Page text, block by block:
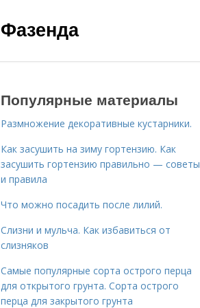
Фазенда
Популярные материалы
Размножение декоративные кустарники.
Как засушить на зиму гортензию. Как
засушить гортензию правильно — советы
и правила
Что можно посадить после лилий.
Слизни и мульча. Как избавиться от
слизняков
Самые популярные сорта острого перца
для открытого грунта. Сорта острого
перца для закрытого грунта